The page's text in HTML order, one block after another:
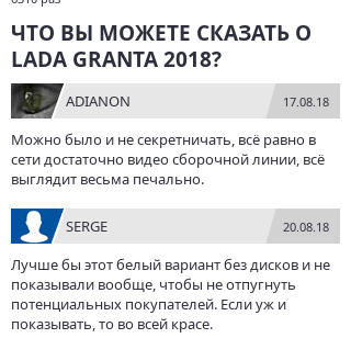
ЧТО ВЫ МОЖЕТЕ СКАЗАТЬ О
LADA GRANTA 2018?
ADIANON 17.08.18
Можно было и не секретничать, всё равно в
сети достаточно видео сборочной линии, всё
выглядит весьма печально.
SERGE 20.08.18
Лучше бы этот белый вариант без дисков и не
показывали вообще, чтобы не отпугнуть
потенциальных покупателей. Если уж и
показывать, то во всей красе.